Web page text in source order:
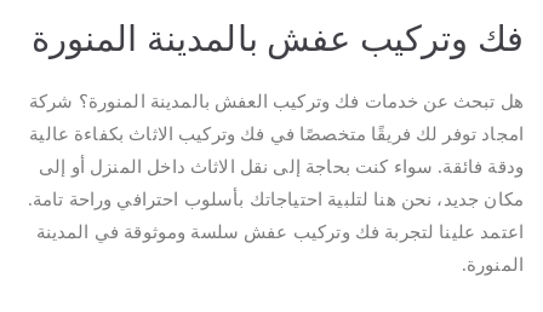
فك وتركيب عفش بالمدينة المنورة
هل تبحث عن خدمات فك وتركيب العفش بالمدينة المنورة؟ شركة
امجاد توفر لك فريقًا متخصصًا في فك وتركيب الاثاث بكفاءة عالية
ودقة فائقة. سواء كنت بحاجة إلى نقل الاثاث داخل المنزل أو إلى
مكان جديد، نحن هنا لتلبية احتياجاتك بأسلوب احترافي وراحة تامة.
اعتمد علينا لتجربة فك وتركيب عفش سلسة وموثوقة في المدينة
المنورة.